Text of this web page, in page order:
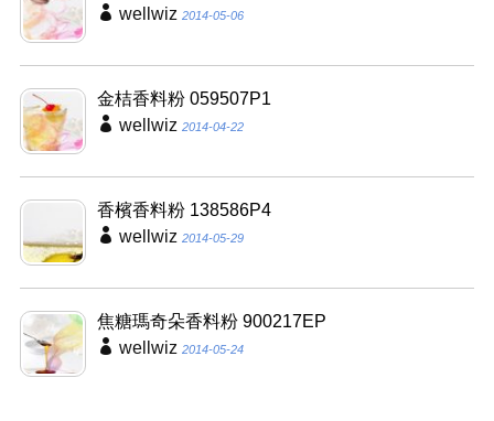
wellwiz 2014-05-06
金桔香料粉 059507P1
wellwiz 2014-04-22
香檳香料粉 138586P4
wellwiz 2014-05-29
焦糖瑪奇朵香料粉 900217EP
wellwiz 2014-05-24